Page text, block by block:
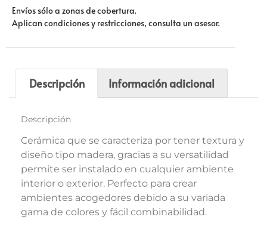
Envíos sólo a zonas de cobertura.
Aplican condiciones y restricciones, consulta un asesor.
Descripción Información adicional
Descripción
Cerámica que se caracteriza por tener textura y
diseño tipo madera, gracias a su versatilidad
permite ser instalado en cualquier ambiente
interior o exterior. Perfecto para crear
ambientes acogedores debido a su variada
gama de colores y fácil combinabilidad.